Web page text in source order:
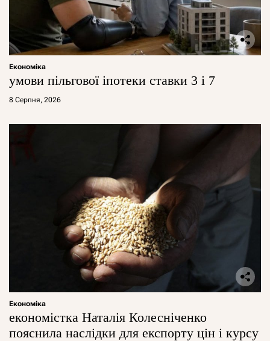
Економіка
умови пільгової іпотеки ставки 3 і 7
8 Серпня, 2026
Економіка
економістка Наталія Колесніченко
пояснила наслідки для експорту цін і курсу